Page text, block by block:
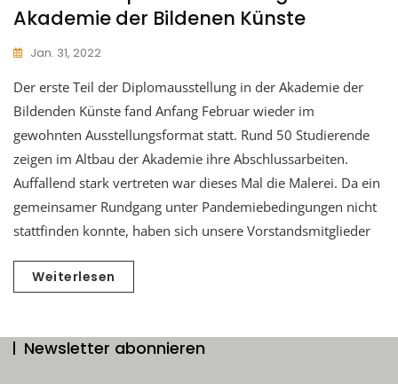
Akademie der Bildenen Künste
Jan. 31, 2022
Der erste Teil der Diplomausstellung in der Akademie der
Bildenden Künste fand Anfang Februar wieder im
gewohnten Ausstellungsformat statt. Rund 50 Studierende
zeigen im Altbau der Akademie ihre Abschlussarbeiten.
Auffallend stark vertreten war dieses Mal die Malerei. Da ein
gemeinsamer Rundgang unter Pandemiebedingungen nicht
stattfinden konnte, haben sich unsere Vorstandsmitglieder
Weiterlesen
Newsletter abonnieren